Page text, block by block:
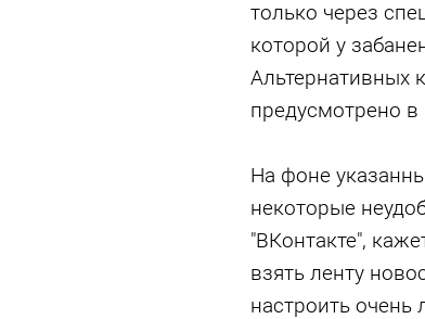
только через
которой у
Альтернативных
предусмотрено в
На фоне
некоторые
"ВКонтакте",
взять ленту
настроить очень